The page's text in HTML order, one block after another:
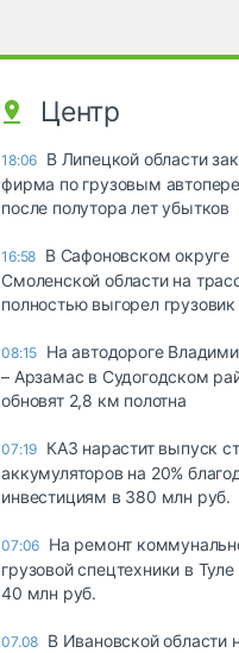
Центр
18:06 В Липецкой области
фирма по грузовым
после полутора лет убытков
16:58 В Сафоновском округе
Смоленской области на
полностью выгорел грузовик
08:15 На автодороге
– Арзамас в Судогодском
обновят 2,8 км полотна
07:19 КАЗ нарастит выпуск
аккумуляторов на 20%
инвестициям в 380 млн руб.
07:06 На ремонт
грузовой спецтехники в
40 млн руб.
07.08 В Ивановской области